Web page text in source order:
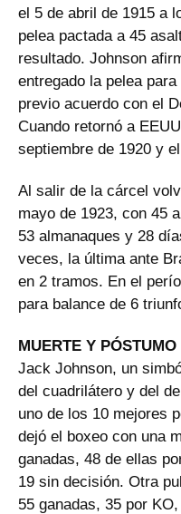
el 5 de abril de 1915 a
pelea pactada a 45
resultado. Johnson
entregado la pelea
previo acuerdo con el
Cuando retornó a
septiembre de 1920 y
Al salir de la cárcel
mayo de 1923, con 45
53 almanaques y 28
veces, la última ante
en 2 tramos. En el
para balance de 6
MUERTE Y
Jack Johnson, un
del cuadrilátero y del
uno de los 10 mejores
dejó el boxeo con una
ganadas, 48 de ellas
19 sin decisión. Otra
55 ganadas, 35 por